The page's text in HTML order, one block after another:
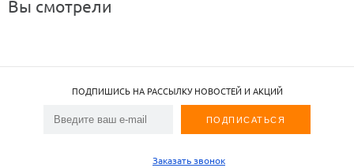
Вы смотрели
ПОДПИШИСЬ НА РАССЫЛКУ НОВОСТЕЙ И АКЦИЙ
Заказать звонок